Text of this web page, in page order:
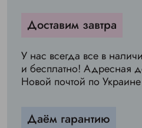
Доставим завтра
У нас всегда все в
и бесплатно! Адресная
Новой почтой по Украине
Даём гарантию